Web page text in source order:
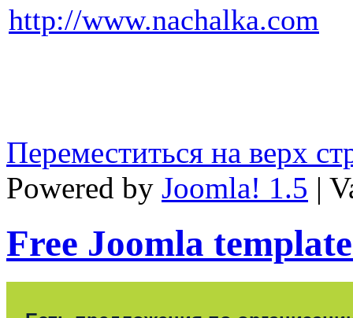
http://www.nachalka.com
Переместиться на верх
Powered by Joomla! 1.5 |
Free Joomla